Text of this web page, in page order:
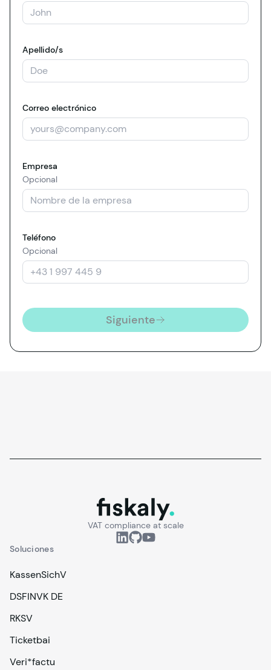
Apellido/s
Correo electrónico
Empresa
Opcional
Teléfono
Opcional
Siguiente
fiskaly.
VAT compliance at scale
Soluciones
KassenSichV
DSFINVK DE
RKSV
Ticketbai
Veri*factu